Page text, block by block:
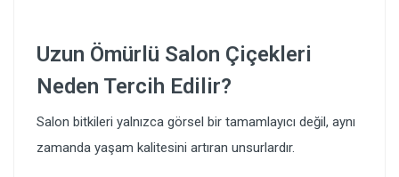
Uzun Ömürlü Salon Çiçekleri
Neden Tercih Edilir?
Salon bitkileri yalnızca görsel bir tamamlayıcı değil, aynı
zamanda yaşam kalitesini artıran unsurlardır.